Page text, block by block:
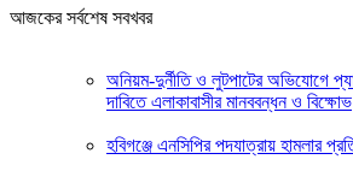
আজকের সর্বশেষ সবখবর
অনিয়ম-দুর্নীতি ও লুটপাটের অভিযোগে
দাবিতে এলাকাবাসীর মানববন্ধন ও বিক্ষোভ
হবিগঞ্জে এনসিপির পদযাত্রায় হামলার